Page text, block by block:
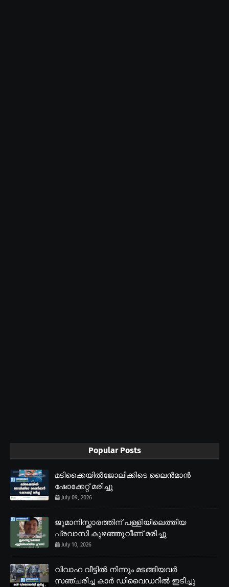
Popular Posts
മടിക്കൈയിൽജോലിക്കിടെ ലൈൻമാൻ
ഷോക്കേറ്റ് മരിച്ചു
July 09, 2026
ജുമാനിസ്ക്കാരത്തിന് പള്ളിയിലെത്തിയ
പ്രവാസി കുഴഞ്ഞുവീണ് മരിച്ചു
July 10, 2026
വിവാഹ വീട്ടിൽ നിന്നും മടങ്ങിയവർ
സഞ്ചരിച്ച കാർ ഡിവൈഡറിൽ ഇടിച്ചു